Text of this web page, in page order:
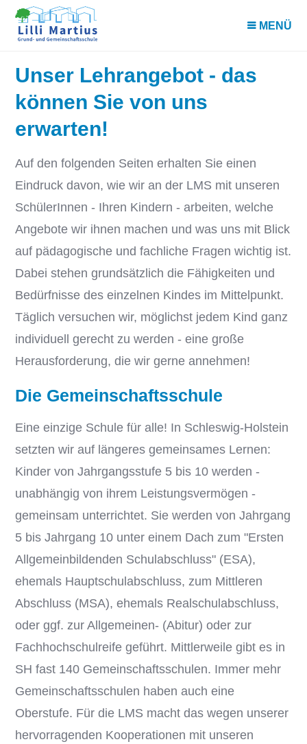
MENÜ
Unser Lehrangebot - das
können Sie von uns
erwarten!
Auf den folgenden Seiten erhalten Sie einen
Eindruck davon, wie wir an der LMS mit unseren
SchülerInnen - Ihren Kindern - arbeiten, welche
Angebote wir ihnen machen und was uns mit Blick
auf pädagogische und fachliche Fragen wichtig ist.
Dabei stehen grundsätzlich die Fähigkeiten und
Bedürfnisse des einzelnen Kindes im Mittelpunkt.
Täglich versuchen wir, möglichst jedem Kind ganz
individuell gerecht zu werden - eine große
Herausforderung, die wir gerne annehmen!
Die Gemeinschaftsschule
Eine einzige Schule für alle! In Schleswig-Holstein
setzten wir auf längeres gemeinsames Lernen:
Kinder von Jahrgangsstufe 5 bis 10 werden -
unabhängig von ihrem Leistungsvermögen -
gemeinsam unterrichtet. Sie werden von Jahrgang
5 bis Jahrgang 10 unter einem Dach zum "Ersten
Allgemeinbildenden Schulabschluss" (ESA),
ehemals Hauptschulabschluss, zum Mittleren
Abschluss (MSA), ehemals Realschulabschluss,
oder ggf. zur Allgemeinen- (Abitur) oder zur
Fachhochschulreife geführt. Mittlerweile gibt es in
SH fast 140 Gemeinschaftsschulen. Immer mehr
Gemeinschaftsschulen haben auch eine
Oberstufe. Für die LMS macht das wegen unserer
hervorragenden Kooperationen mit unseren